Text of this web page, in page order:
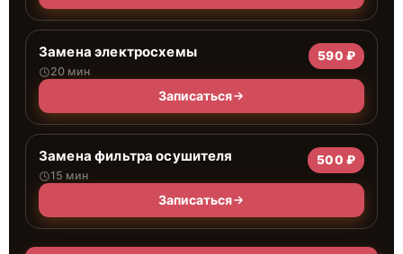
Замена электросхемы
20 мин
590 ₽
Записаться
Замена фильтра осушителя
15 мин
500 ₽
Записаться